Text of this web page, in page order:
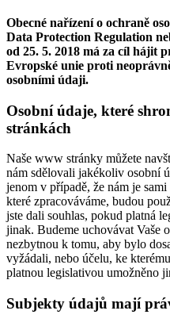
Obecné nařízení o ochraně
Data Protection Regulation
od 25. 5. 2018 má za cíl hájit
Evropské unie proti
osobními údaji.
Osobní údaje, které
stránkách
Naše www stránky můžete
nám sdělovali jakékoliv osobní
jenom v případě, že nám je
které zpracováváme, budou
jste dali souhlas, pokud platná
jinak. Budeme uchovávat Vaše
nezbytnou k tomu, aby bylo
vyžádali, nebo účelu, ke
platnou legislativou umožněno
Subjekty údajů mají